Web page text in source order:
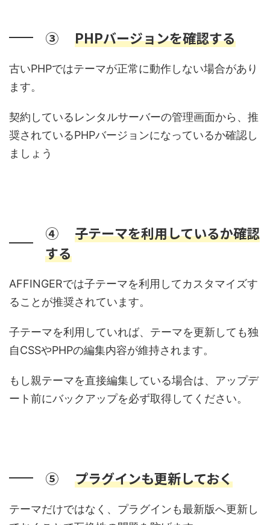
③ PHPバージョンを確認する
古いPHPではテーマが正常に動作しない場合があり
ます。
契約しているレンタルサーバーの管理画面から、推
奨されているPHPバージョンになっているか確認し
ましょう
④ 子テーマを利用しているか確認
する
AFFINGERでは子テーマを利用してカスタマイズす
ることが推奨されています。
子テーマを利用していれば、テーマを更新しても独
自CSSやPHPの編集内容が維持されます。
もし親テーマを直接編集している場合は、アップデ
ート前にバックアップを必ず取得してください。
⑤ プラグインも更新しておく
テーマだけではなく、プラグインも最新版へ更新し